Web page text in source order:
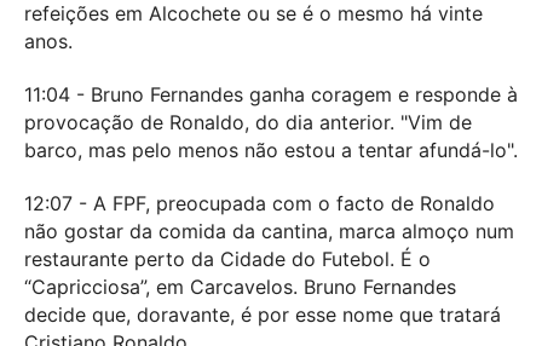
refeições em Alcochete ou se é o mesmo há vinte
anos.
11:04 - Bruno Fernandes ganha coragem e responde à
provocação de Ronaldo, do dia anterior. "Vim de
barco, mas pelo menos não estou a tentar afundá-lo".
12:07 - A FPF, preocupada com o facto de Ronaldo
não gostar da comida da cantina, marca almoço num
restaurante perto da Cidade do Futebol. É o
“Capricciosa”, em Carcavelos. Bruno Fernandes
decide que, doravante, é por esse nome que tratará